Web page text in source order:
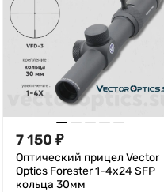
7 150 ₽
Оптический прицел Vector
Optics Forester 1-4x24 SFP
кольца 30мм